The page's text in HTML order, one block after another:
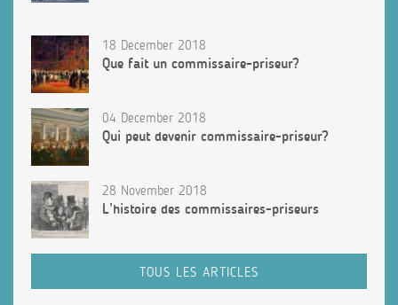
18 December 2018
Que fait un commissaire-priseur?
04 December 2018
Qui peut devenir commissaire-priseur?
28 November 2018
L’histoire des commissaires-priseurs
TOUS LES ARTICLES